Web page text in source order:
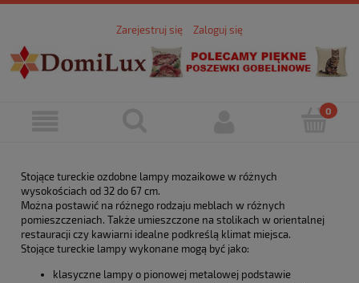
Zarejestruj się Zaloguj się
Stojące tureckie ozdobne lampy mozaikowe w różnych
wysokościach od 32 do 67 cm.
Można postawić na różnego rodzaju meblach w różnych
pomieszczeniach. Także umieszczone na stolikach w orientalnej
restauracji czy kawiarni idealne podkreślą klimat miejsca.
Stojące tureckie lampy wykonane mogą być jako:
klasyczne lampy o pionowej metalowej podstawie